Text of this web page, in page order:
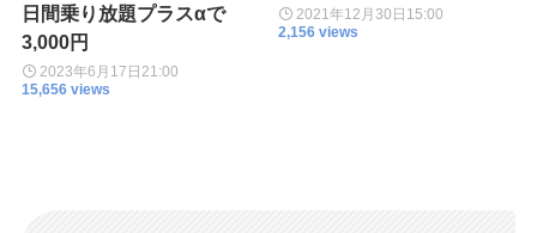
日間乗り放題プラスαで
3,000円
2023年6月17日 21:00
15,656 views
2021年12月30日 15:00
2,156 views